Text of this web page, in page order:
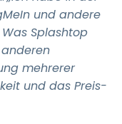
und andere
Splashtop
mehrerer
und das Preis-